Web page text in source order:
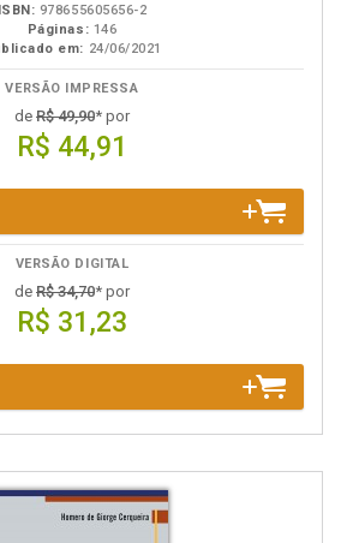
ISBN: 978655605656-2
Páginas: 146
em: 24/06/2021
VERSÃO IMPRESSA
de R$ 49,90* por
R$ 44,91
VERSÃO DIGITAL
de R$ 34,70* por
R$ 31,23